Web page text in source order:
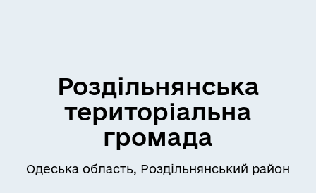
Роздільнянська
територіальна
громада
Одеська область, Роздільнянський район